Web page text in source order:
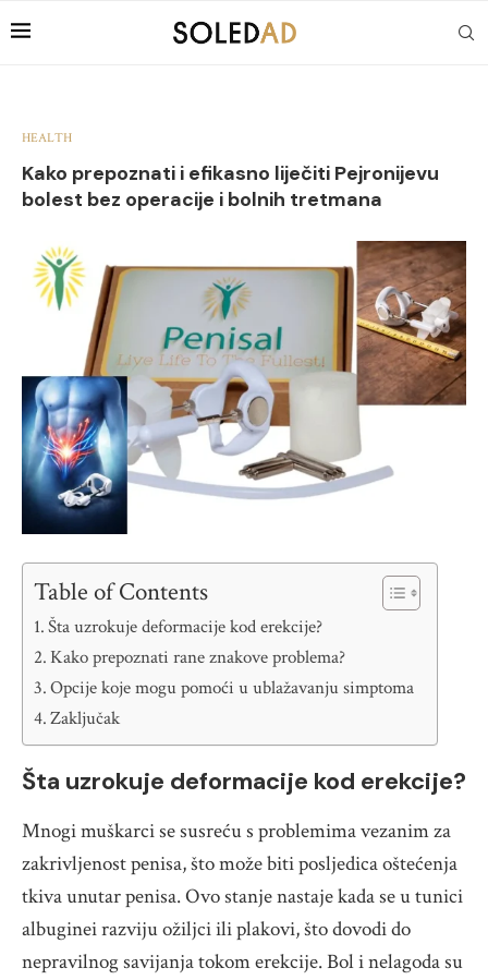
HEALTH
Kako prepoznati i efikasno liječiti Pejronijevu
bolest bez operacije i bolnih tretmana
Table of Contents
Šta uzrokuje deformacije kod erekcije?
Kako prepoznati rane znakove problema?
Opcije koje mogu pomoći u ublažavanju simptoma
Zaključak
Šta uzrokuje deformacije kod erekcije?
Mnogi muškarci se susreću s problemima vezanim za
zakrivljenost penisa, što može biti posljedica oštećenja
tkiva unutar penisa. Ovo stanje nastaje kada se u tunici
albuginei razviju ožiljci ili plakovi, što dovodi do
nepravilnog savijanja tokom erekcije. Bol i nelagoda su